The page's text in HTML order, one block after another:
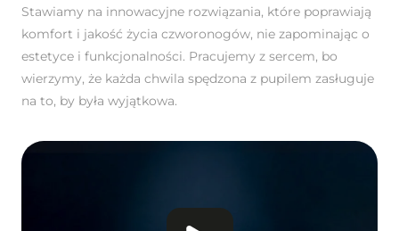
Stawiamy na innowacyjne rozwiązania, które poprawiają
komfort i jakość życia czworonogów, nie zapominając o
estetyce i funkcjonalności. Pracujemy z sercem, bo
wierzymy, że każda chwila spędzona z pupilem zasługuje
na to, by była wyjątkowa.